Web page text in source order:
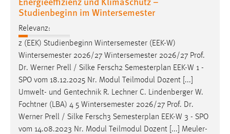
Studienbeginn im Wintersemester
Relevanz:
z (EEK) Studienbeginn Wintersemester (EEK-W)
Wintersemester 2026/27 Wintersemester 2026/27 Prof.
Dr. Werner Prell / Silke Fersch2 Semesterplan EEK-W 1 -
SPO vom 18.12.2025 Nr. Modul Teilmodul Dozent [...]
Umwelt- und Gentechnik R. Lechner C. Lindenberger W.
Fochtner (LBA) 4 5 Wintersemester 2026/27 Prof. Dr.
Werner Prell / Silke Fersch3 Semesterplan EEK-W 3 - SPO
vom 14.08.2023 Nr. Modul Teilmodul Dozent [...] Meuler-